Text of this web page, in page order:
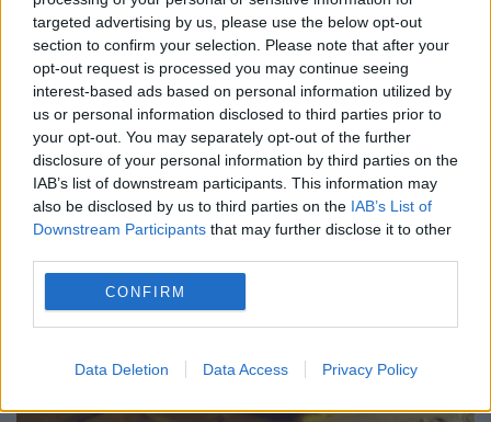
targeted advertising by us, please use the below opt-out
section to confirm your selection. Please note that after your
opt-out request is processed you may continue seeing
interest-based ads based on personal information utilized by
us or personal information disclosed to third parties prior to
your opt-out. You may separately opt-out of the further
disclosure of your personal information by third parties on the
IAB’s list of downstream participants. This information may
also be disclosed by us to third parties on the IAB’s List of
Downstream Participants that may further disclose it to other
CONFIRM
Data Deletion Data Access Privacy Policy
Orice atac din partea PSD împotriva BNR nu
arată decât un singur lucru, că PSD vrea să
pună mâna și pe Banca Națională, crede
liderul liberal Ludovic Orban. ”Infractorul
Dragnea...